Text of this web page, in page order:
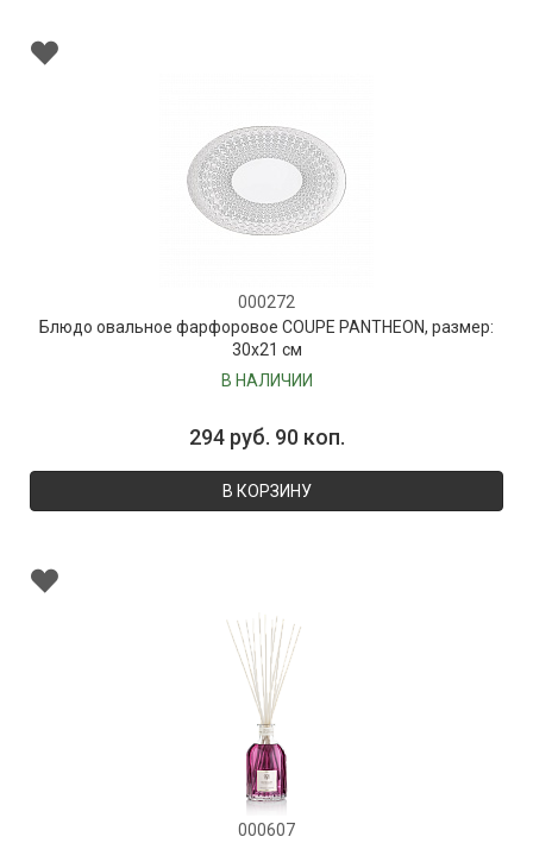
000272
Блюдо овальное фарфоровое COUPE PANTHEON, размер:
30х21 см
В НАЛИЧИИ
294 руб. 90 коп.
В КОРЗИНУ
000607